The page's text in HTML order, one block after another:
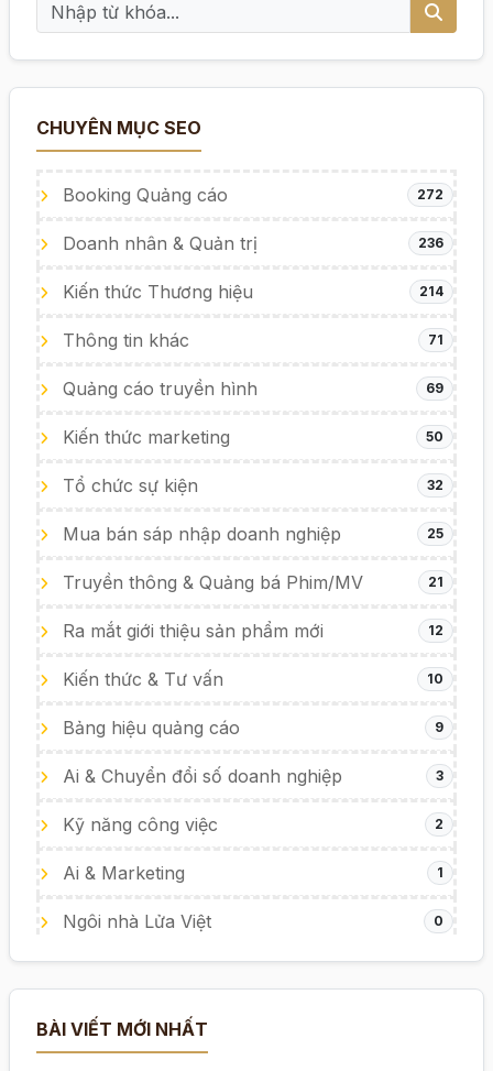
CHUYÊN MỤC SEO
Booking Quảng cáo 272
Doanh nhân & Quản trị 236
Kiến thức Thương hiệu 214
Thông tin khác 71
Quảng cáo truyền hình 69
Kiến thức marketing 50
Tổ chức sự kiện 32
Mua bán sáp nhập doanh nghiệp 25
Truyền thông & Quảng bá Phim/MV 21
Ra mắt giới thiệu sản phẩm mới 12
Kiến thức & Tư vấn 10
Bảng hiệu quảng cáo 9
Ai & Chuyển đổi số doanh nghiệp 3
Kỹ năng công việc 2
Ai & Marketing 1
Ngôi nhà Lửa Việt 0
BÀI VIẾT MỚI NHẤT